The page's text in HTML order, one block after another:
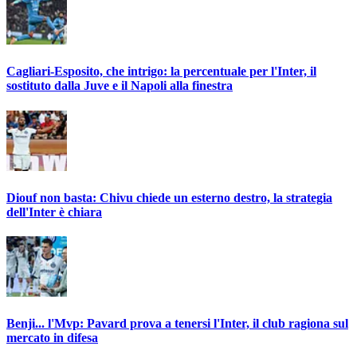
Cagliari-Esposito, che intrigo: la percentuale per l'Inter, il
sostituto dalla Juve e il Napoli alla finestra
Diouf non basta: Chivu chiede un esterno destro, la strategia
dell'Inter è chiara
Benji... l'Mvp: Pavard prova a tenersi l'Inter, il club ragiona sul
mercato in difesa